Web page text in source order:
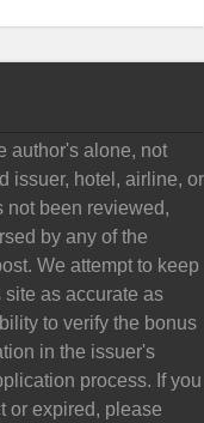
author's alone, not
issuer, hotel, airline, or
not been reviewed,
by any of the
We attempt to keep
as accurate as
to verify the bonus
in the issuer's
process. If you
or expired, please